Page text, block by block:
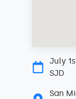
July
SJD
San